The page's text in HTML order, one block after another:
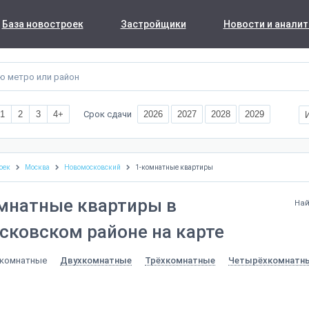
База новостроек Застройщики Новости и
1 2 3 4+ Срок сдачи 2026 2027 2028 2029
Москва Новомосковский 1-комнатные квартиры
квартиры в
районе на карте
Двухкомнатные Трёхкомнатные